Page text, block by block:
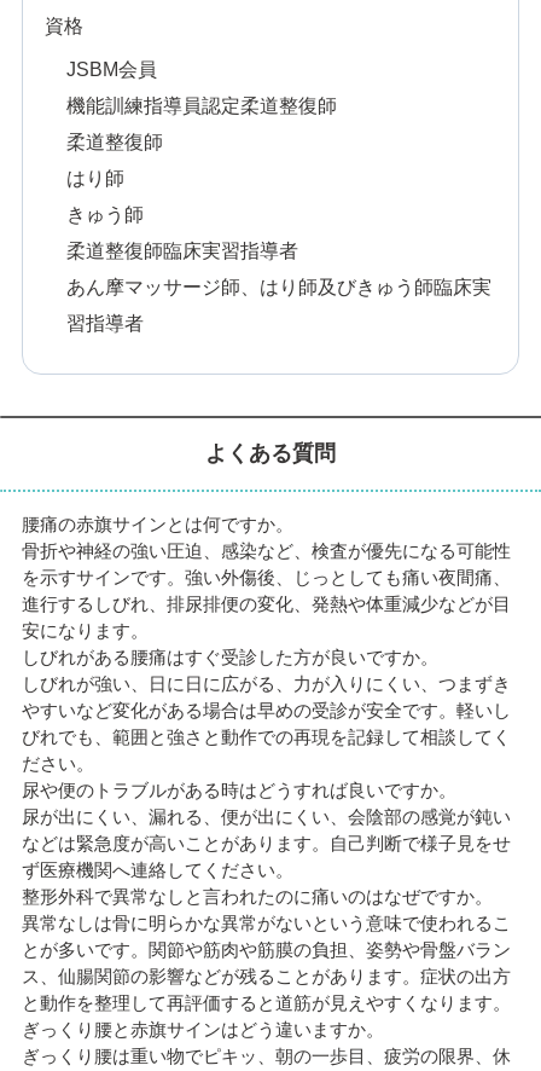
資格
JSBM会員
機能訓練指導員認定柔道整復師
柔道整復師
はり師
きゅう師
柔道整復師臨床実習指導者
あん摩マッサージ師、はり師及びきゅう師臨床実
習指導者
よくある質問
腰痛の赤旗サインとは何ですか。
骨折や神経の強い圧迫、感染など、検査が優先になる可能性
を示すサインです。強い外傷後、じっとしても痛い夜間痛、
進行するしびれ、排尿排便の変化、発熱や体重減少などが目
安になります。
しびれがある腰痛はすぐ受診した方が良いですか。
しびれが強い、日に日に広がる、力が入りにくい、つまずき
やすいなど変化がある場合は早めの受診が安全です。軽いし
びれでも、範囲と強さと動作での再現を記録して相談してく
ださい。
尿や便のトラブルがある時はどうすれば良いですか。
尿が出にくい、漏れる、便が出にくい、会陰部の感覚が鈍い
などは緊急度が高いことがあります。自己判断で様子見をせ
ず医療機関へ連絡してください。
整形外科で異常なしと言われたのに痛いのはなぜですか。
異常なしは骨に明らかな異常がないという意味で使われるこ
とが多いです。関節や筋肉や筋膜の負担、姿勢や骨盤バラン
ス、仙腸関節の影響などが残ることがあります。症状の出方
と動作を整理して再評価すると道筋が見えやすくなります。
ぎっくり腰と赤旗サインはどう違いますか。
ぎっくり腰は重い物でピキッ、朝の一歩目、疲労の限界、休